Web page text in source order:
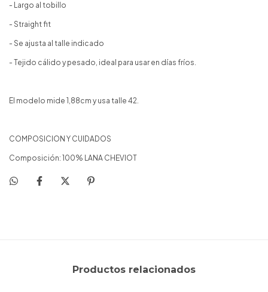
- Largo al tobillo
- Straight fit
- Se ajusta al talle indicado
- Tejido cálido y pesado, ideal para usar en días fríos.
El modelo mide 1,88cm y usa talle 42.
COMPOSICION Y CUIDADOS
Composición: 100% LANA CHEVIOT
Productos relacionados